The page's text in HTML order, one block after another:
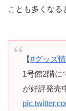
ことも多くなる
【#グッズ
1号館2階に
が好評発売